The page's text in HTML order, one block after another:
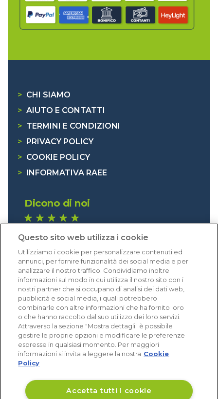
> CHI SIAMO
> AIUTO E CONTATTI
> TERMINI E CONDIZIONI
>
PRIVACY POLICY
> COOKIE POLICY
>
INFORMATIVA RAEE
Dicono di noi
Eccellente (4,8)
Acquisti verificati
Questo sito web utilizza i cookie
Utilizziamo i cookie per personalizzare contenuti ed
annunci, per fornire funzionalità dei social media e per
analizzare il nostro traffico. Condividiamo inoltre
informazioni sul modo in cui utilizza il nostro sito con i
nostri partner che si occupano di analisi dei dati web,
pubblicità e social media, i quali potrebbero
combinarle con altre informazioni che ha fornito loro
o che hanno raccolto dal suo utilizzo dei loro servizi.
Attraverso la sezione "Mostra dettagli" è possibile
gestire le proprie opzioni e modificare le preferenze
espresse in qualsiasi momento. Per maggiori
informazioni si invita a leggere la nostra Cookie
Policy
Accetta tutti i cookie